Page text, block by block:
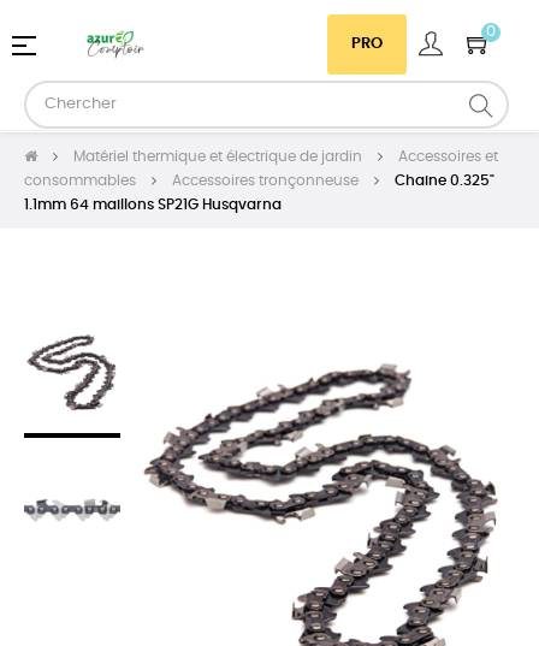
PRO
0
Basculer
navigation
☰
Matériel thermique et électrique de jardin
Accessoires et
consommables
Accessoires tronçonneuse
Chaine 0.325"
1.1mm 64 maillons SP21G Husqvarna